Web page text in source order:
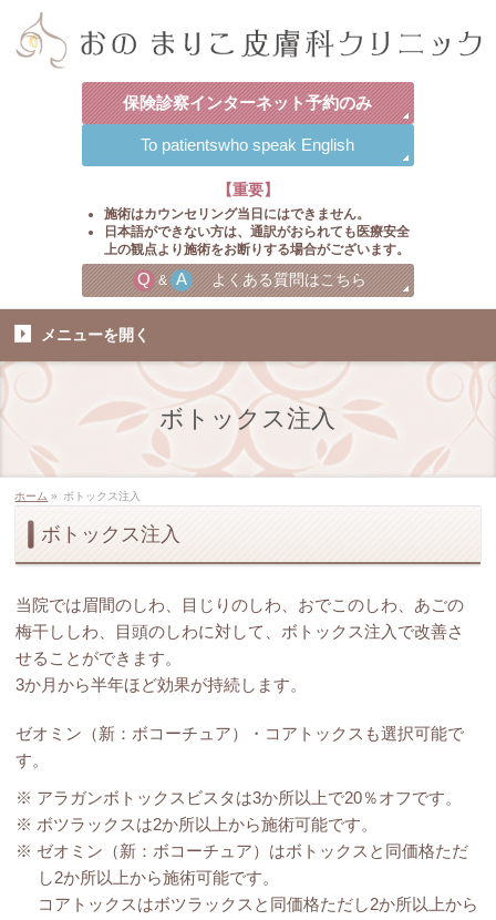
保険診察インターネット予約のみ
To patientswho speak English
【重要】
施術はカウンセリング当日にはできません。
日本語ができない方は、通訳がおられても医療安全
上の観点より施術をお断りする場合がございます。
Q & A よくある質問はこちら
メニューを開く
ボトックス注入
ホーム » ボトックス注入
ボトックス注入
当院では眉間のしわ、目じりのしわ、おでこのしわ、あごの
梅干ししわ、目頭のしわに対して、ボトックス注入で改善さ
せることができます。
3か月から半年ほど効果が持続します。
ゼオミン（新：ボコーチュア）・コアトックスも選択可能で
す。
※ アラガンボトックスビスタは3か所以上で20％オフです。
※ ボツラックスは2か所以上から施術可能です。
※ ゼオミン（新：ボコーチュア）はボトックスと同価格ただ
し2か所以上から施術可能です。
コアトックスはボツラックスと同価格ただし2か所以上から